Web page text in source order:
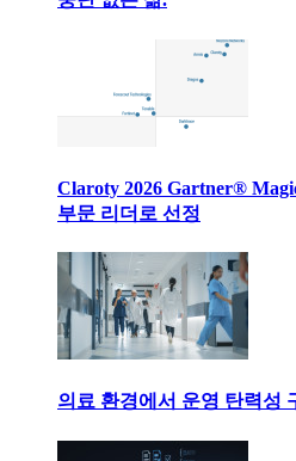
Claroty 2026 Gartner®
부문 리더로 선정
의료 환경에서 운영 탄력성